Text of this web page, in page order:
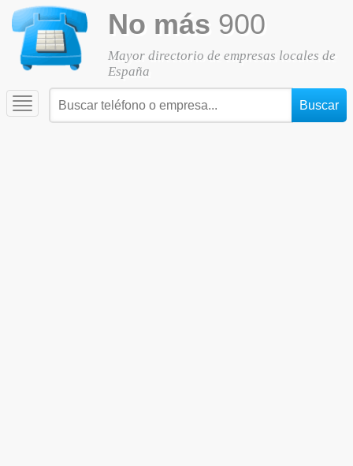
No más 900
Mayor directorio de empresas locales de
España
Toggle
navigation